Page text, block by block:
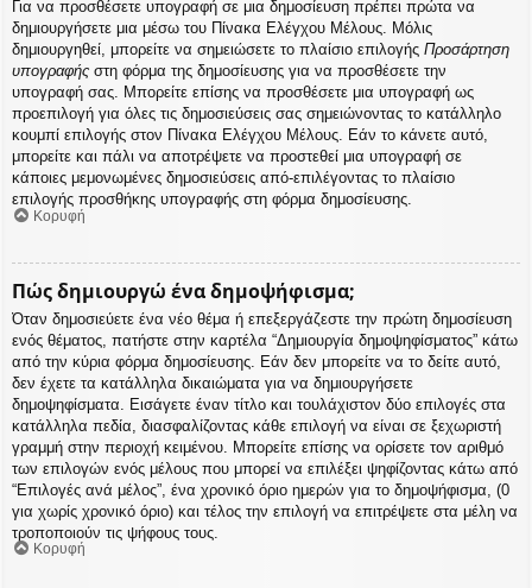
Για να προσθέσετε υπογραφή σε μια δημοσίευση πρέπει πρώτα να
δημιουργήσετε μια μέσω του Πίνακα Ελέγχου Μέλους. Μόλις
δημιουργηθεί, μπορείτε να σημειώσετε το πλαίσιο επιλογής Προσάρτηση
υπογραφής στη φόρμα της δημοσίευσης για να προσθέσετε την
υπογραφή σας. Μπορείτε επίσης να προσθέσετε μια υπογραφή ως
προεπιλογή για όλες τις δημοσιεύσεις σας σημειώνοντας το κατάλληλο
κουμπί επιλογής στον Πίνακα Ελέγχου Μέλους. Εάν το κάνετε αυτό,
μπορείτε και πάλι να αποτρέψετε να προστεθεί μια υπογραφή σε
κάποιες μεμονωμένες δημοσιεύσεις από-επιλέγοντας το πλαίσιο
επιλογής προσθήκης υπογραφής στη φόρμα δημοσίευσης.
Κορυφή
Πώς δημιουργώ ένα δημοψήφισμα;
Όταν δημοσιεύετε ένα νέο θέμα ή επεξεργάζεστε την πρώτη δημοσίευση
ενός θέματος, πατήστε στην καρτέλα “Δημιουργία δημοψηφίσματος” κάτω
από την κύρια φόρμα δημοσίευσης. Εάν δεν μπορείτε να το δείτε αυτό,
δεν έχετε τα κατάλληλα δικαιώματα για να δημιουργήσετε
δημοψηφίσματα. Εισάγετε έναν τίτλο και τουλάχιστον δύο επιλογές στα
κατάλληλα πεδία, διασφαλίζοντας κάθε επιλογή να είναι σε ξεχωριστή
γραμμή στην περιοχή κειμένου. Μπορείτε επίσης να ορίσετε τον αριθμό
των επιλογών ενός μέλους που μπορεί να επιλέξει ψηφίζοντας κάτω από
“Επιλογές ανά μέλος”, ένα χρονικό όριο ημερών για το δημοψήφισμα, (0
για χωρίς χρονικό όριο) και τέλος την επιλογή να επιτρέψετε στα μέλη να
τροποποιούν τις ψήφους τους.
Κορυφή